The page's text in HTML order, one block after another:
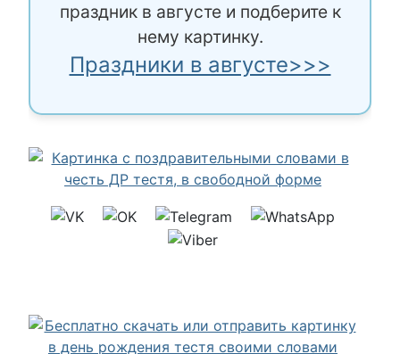
праздник в августе и подберите к
нему картинку.
Праздники в августе>>>